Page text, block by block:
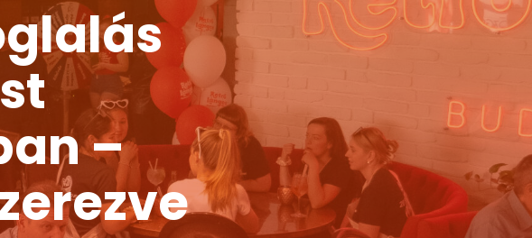
–